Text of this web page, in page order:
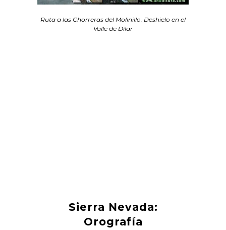
Ruta a las Chorreras del Molinillo. Deshielo en el
Valle de Dílar
Sierra Nevada:
Orografía